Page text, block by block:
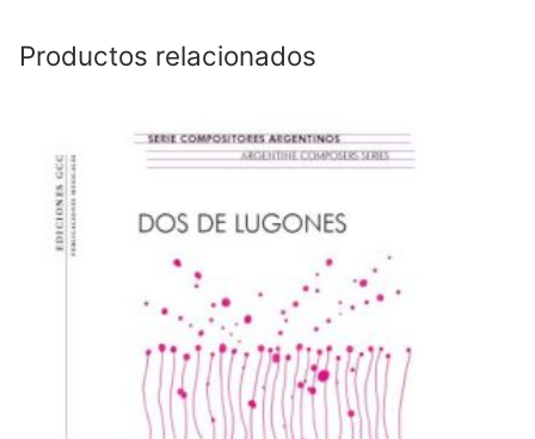
Productos relacionados